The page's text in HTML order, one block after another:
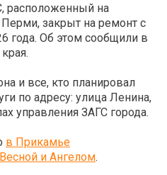
расположенный на
закрыт на ремонт с
года. Об этом сообщили в
и все, кто планировал
по адресу: улица Ленина,
управления ЗАГС города.
в Прикамье
и Ангелом.